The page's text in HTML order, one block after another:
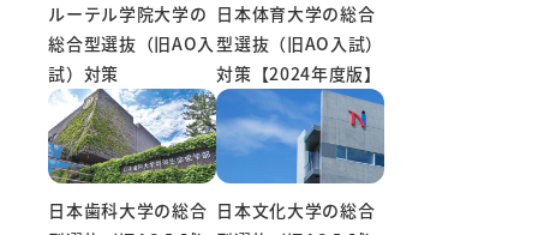
ルーテル学院大学の
総合型選抜（旧AO入
試）対策
日本体育大学の総合
型選抜（旧AO入試）
対策【2024年度版】
日本歯科大学の総合 日本文化大学の総合